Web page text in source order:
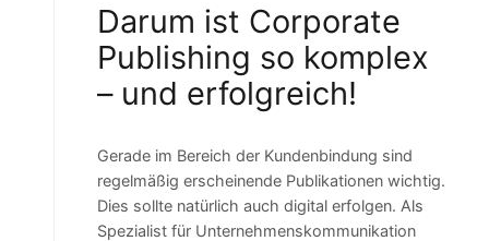
Darum ist Corporate
Publishing so komplex
– und erfolgreich!
Gerade im Bereich der Kundenbindung sind
regelmäßig erscheinende Publikationen wichtig.
Dies sollte natürlich auch digital erfolgen. Als
Spezialist für Unternehmenskommunikation